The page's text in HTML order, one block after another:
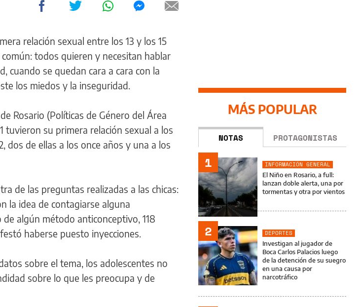
relación sexual entre los 13 y los 15
todos quieren y necesitan hablar
cuando se quedan cara a cara con la
los miedos y la inseguridad.
Rosario (Políticas de Género del Área
tuvieron su primera relación sexual a los
dos de ellas a los once años y una a los
de las preguntas realizadas a las chicas:
la idea de contagiarse alguna
algún método anticonceptivo, 118
haberse puesto inyecciones.
sobre el tema, los adolescentes no
sobre lo que les preocupa y de
MÁS POPULAR
NOTAS PROTAGONISTAS
1
INFORMACIÓN GENERAL
El Niño en Rosario, a full:
lanzan doble alerta, una por
tormentas y otra por vientos
2
DEPORTES
Investigan al jugador de
Boca Carlos Palacios luego
de la detención de su suegro
en una causa por
narcotráfico